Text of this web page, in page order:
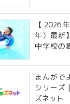
【2026
年）最新
中学校の
道府県別
一覧」
まんがで
シリーズ
ズネット